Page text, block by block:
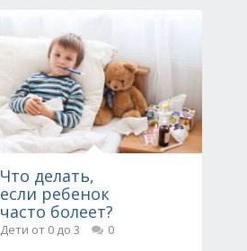
Что делать,
если ребенок
часто болеет?
Дети от 0 до 3
0